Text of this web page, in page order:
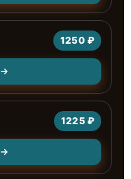
1250 ₽
1225 ₽